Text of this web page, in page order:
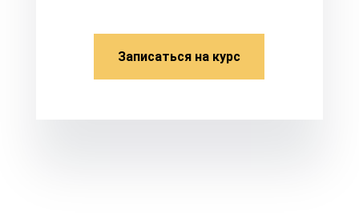
Записаться на курс